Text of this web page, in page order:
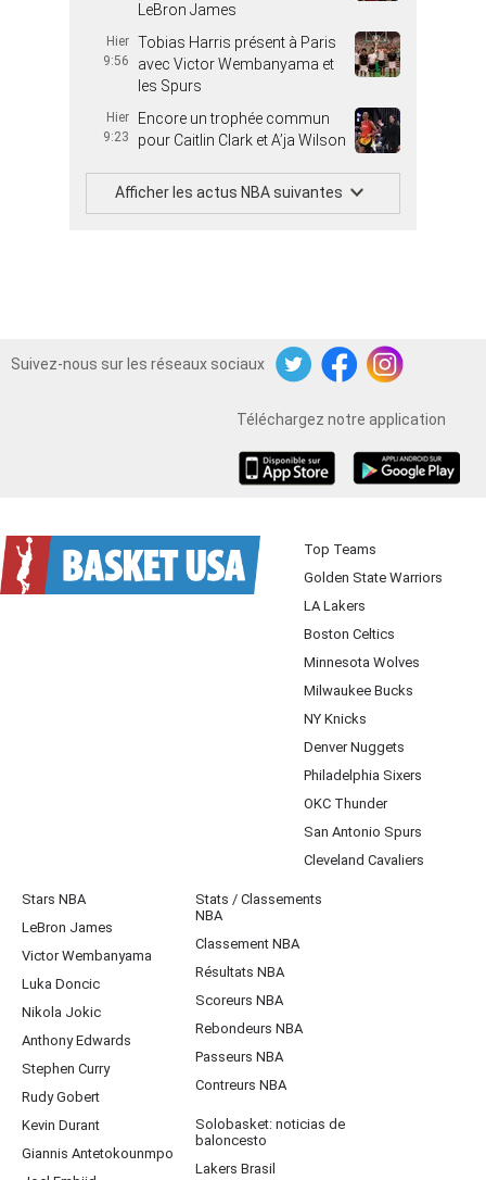
LeBron James
Hier
9:56
Tobias Harris présent à Paris
avec Victor Wembanyama et
les Spurs
Hier
9:23
Encore un trophée commun
pour Caitlin Clark et A’ja Wilson
Afficher les actus NBA suivantes
Suivez-nous sur les réseaux sociaux
TwitterFacebookInstagram
Téléchargez notre application
Top Teams
Golden State Warriors
LA Lakers
Boston Celtics
Minnesota Wolves
Milwaukee Bucks
NY Knicks
Denver Nuggets
Philadelphia Sixers
OKC Thunder
San Antonio Spurs
Cleveland Cavaliers
Stars NBA
LeBron James
Victor Wembanyama
Luka Doncic
Nikola Jokic
Anthony Edwards
Stephen Curry
Rudy Gobert
Kevin Durant
Giannis Antetokounmpo
Stats / Classements
NBA
Classement NBA
Résultats NBA
Scoreurs NBA
Rebondeurs NBA
Passeurs NBA
Contreurs NBA
Solobasket: noticias de
baloncesto
Lakers Brasil